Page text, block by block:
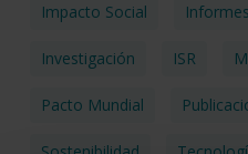
Impacto Social Informes
Investigación ISR
Pacto Mundial